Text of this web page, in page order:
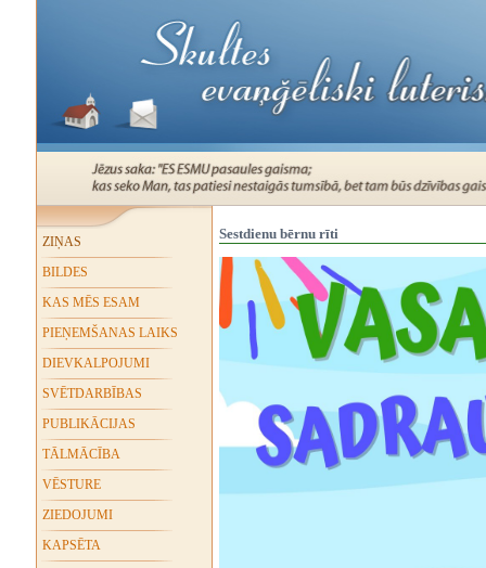
ZIŅAS
BILDES
KAS MĒS ESAM
PIEŅEMŠANAS LAIKS
DIEVKALPOJUMI
SVĒTDARBĪBAS
PUBLIKĀCIJAS
TĀLMĀCĪBA
VĒSTURE
ZIEDOJUMI
KAPSĒTA
Sestdienu bērnu rīti